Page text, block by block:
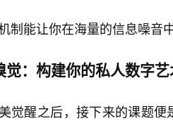
制能让你在海量的信息噪音
觉：构建你的私人数字
觉醒之后，接下来的课题